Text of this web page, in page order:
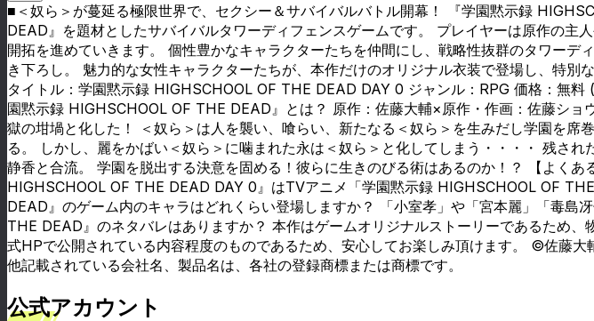
■＜奴ら＞が蔓延る極限世界で、セクシー＆サバイバルバトル開幕！ 『学園黙示録
DEAD』を題材としたサバイバルタワーディフェンスゲームです。 プレイヤーは原作の
開拓を進めていきます。 個性豊かなキャラクターたちを仲間にし、戦略性抜群のタワー
き下ろし。 魅力的な女性キャラクターたちが、本作だけのオリジナル衣装で登場し、特
タイトル：学園黙示録 HIGHSCHOOL OF THE DEAD DAY 0 ジャンル：RPG 価格：無
園黙示録 HIGHSCHOOL OF THE DEAD』とは？ 原作：佐藤大輔×原作・作画：佐藤シ
獄の坩堝と化した！ ＜奴ら＞は人を襲い、喰らい、新たなる＜奴ら＞を生みだし学園を
る。 しかし、麗をかばい＜奴ら＞に噛まれた永は＜奴ら＞と化してしまう・・・・ 残さ
静香と合流。 学園を脱出する決意を固める！彼らに生きのびる術はあるのか！？ 【よ
HIGHSCHOOL OF THE DEAD DAY 0』はTVアニメ「学園黙示録 HIGHSCHOOL OF
DEAD』のゲーム内のキャラはどれくらい登場しますか？ 「小室孝」や「宮本麗」「毒
THE DEAD』のネタバレはありますか？ 本作はゲームオリジナルストーリーであるため
式HPで公開されている内容程度のものであるため、安心してお楽しみ頂けます。 ©佐
他記載されている会社名、製品名は、各社の登録商標または商標です。
公式アカウント